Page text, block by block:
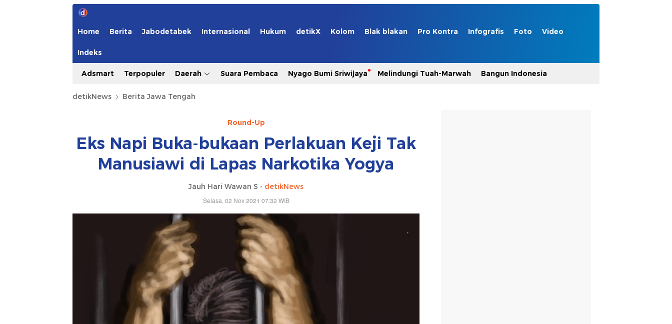
Home Berita Jabodetabek Internasional Hukum detikX Kolom Blak blakan Pro Kontra Infografis Foto Video
Indeks
Adsmart Terpopuler Daerah Suara Pembaca Nyago Bumi Sriwijaya Melindungi Tuah-Marwah Bangun Indonesia
detikNews Berita Jawa Tengah
Round-Up
Eks Napi Buka-bukaan Perlakuan Keji Tak
Manusiawi di Lapas Narkotika Yogya
Jauh Hari Wawan S - detikNews
Selasa, 02 Nov 2021 07:32 WIB